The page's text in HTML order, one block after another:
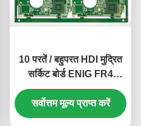
10 परतें / बहुपरत HDI मुद्रित
सर्किट बोर्ड ENIG FR4
EM825
सर्वोत्तम मूल्य प्राप्त करें